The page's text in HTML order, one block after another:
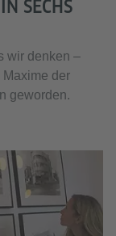
SECHS
wir denken –
der
geworden.